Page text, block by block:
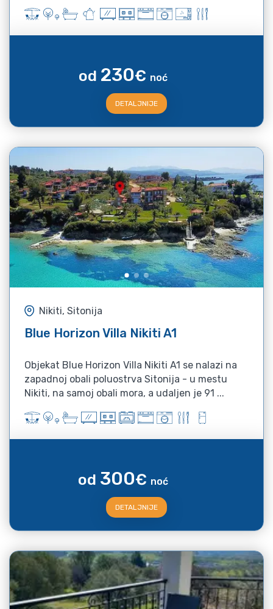
od 230€ noć
DETALJNIJE
Nikiti, Sitonija
Blue Horizon Villa Nikiti A1
Objekat Blue Horizon Villa Nikiti A1 se nalazi na
zapadnoj obali poluostrva Sitonija - u mestu
Nikiti, na samoj obali mora, a udaljen je 91 ...
od 300€ noć
DETALJNIJE